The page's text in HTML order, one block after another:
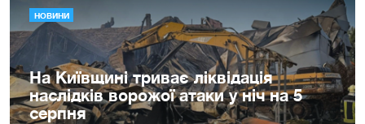
НОВИНИ
На Київщині триває ліквідація
наслідків ворожої атаки у ніч на 5
серпня